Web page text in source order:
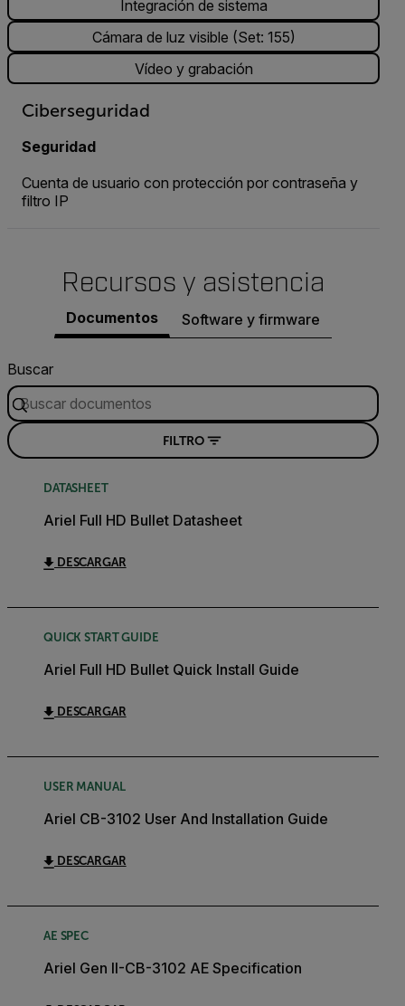
Integración de sistema
Cámara de luz visible (Set: 155)
Vídeo y grabación
Ciberseguridad
Seguridad
Cuenta de usuario con protección por contraseña y
filtro IP
Recursos y asistencia
Documentos Software y firmware
Buscar
FILTRO
DATASHEET
Ariel Full HD Bullet Datasheet
DESCARGAR
QUICK START GUIDE
Ariel Full HD Bullet Quick Install Guide
DESCARGAR
USER MANUAL
Ariel CB-3102 User And Installation Guide
DESCARGAR
AE SPEC
Ariel Gen II-CB-3102 AE Specification